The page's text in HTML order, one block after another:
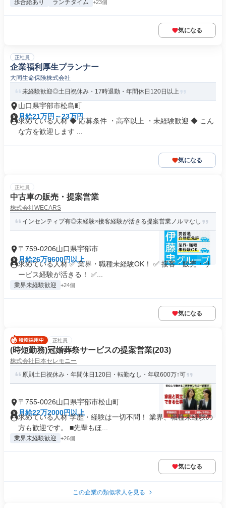
歩合給あり ランチタイム +23個
気になる
正社員
企業福利厚生プランナー
大同生命保険株式会社
未経験歓迎◎土日祝休み・17時退勤・年間休日120日以上
山口県宇部市松島町
月給21万円～23万円
求めている人材 ◆ 応募条件 ・高卒以上 ・未経験歓迎 ◆ こん
な方を歓迎します ...
気になる
正社員
中古車の販売・提案営業
株式会社WECARS
インセンティブ有◎未経験×接客経験が活きる提案営業ノルマなし
〒759-0206山口県宇部市
月給26万9600円以上
求めている人材 ✅ 業界・職種未経験OK！ ✅ 接客・販売・サ
ービス経験が活きる！ ✅...
業界未経験歓迎 +24個
気になる
正社員
(時短勤務)冠婚葬祭サービスの提案営業(203)
株式会社日本セレモニー
原則土日祝休み・年間休日120日・転勤なし・年収600万↑可
〒755-0026山口県宇部市松山町
月給22万2000円以上
求めている人材 学歴・経験は一切不問！ 業界、職種未経験の
方も歓迎です。 ■先輩もほ...
業界未経験歓迎 +26個
気になる
この企業の類似求人を見る